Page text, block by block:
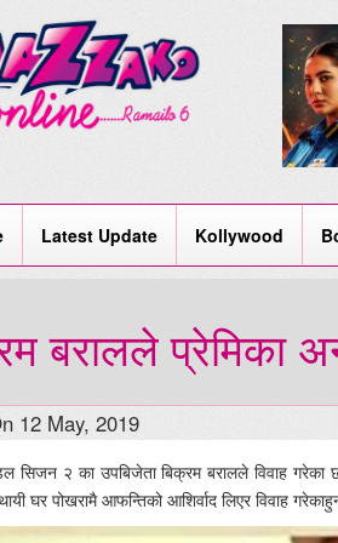
Latest Update Kollywood
बरालले प्रेमिका
12 May, 2019
सिजन २ का उपबिजेता बिक्रम बरालले विवाह
घर पोखरामै आफन्तिको आशिर्वाद लिएर विवाह